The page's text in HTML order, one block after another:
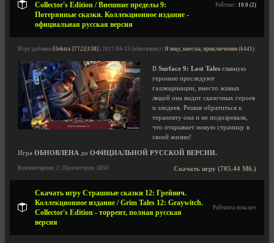
Collector's Edition / Внешние пределы 9:
Потерянные сказки. Коллекционное издание -
официальная русская версия
Рейтинг: 10.0 (2)
Игру добавил Elektra [7722|138] | 2017-04-13 (обновлено) | Я ищу, квесты, приключения (6441)
В Surface 9: Lost Tales главную
героиню преследуют
галлюцинации, вместо живых
людей она видит сказочных героев
и злодеев. Решив обратиться к
терапевту она и не подозревала,
что открывает новую страницу в
своей жизни!
Игра ОБНОВЛЕНА до ОФИЦИАЛЬНОЙ РУССКОЙ ВЕРСИИ.
Скачать игру (705.44 Мб.)
Комментариев: 2 | Просмотров: 5850
Скачать игру Страшные сказки 12: Грейвич.
Коллекционное издание / Grim Tales 12: Graywitch.
Collector's Edition - торрент, полная русская
версия
Рейтинга пока нет